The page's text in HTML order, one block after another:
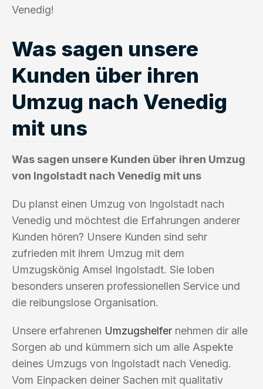
Venedig!
Was sagen unsere
Kunden über ihren
Umzug nach Venedig
mit uns
Was sagen unsere Kunden über ihren Umzug
von Ingolstadt nach Venedig mit uns
Du planst einen Umzug von Ingolstadt nach
Venedig und möchtest die Erfahrungen anderer
Kunden hören? Unsere Kunden sind sehr
zufrieden mit ihrem Umzug mit dem
Umzugskönig Amsel Ingolstadt. Sie loben
besonders unseren professionellen Service und
die reibungslose Organisation.
Unsere erfahrenen Umzugshelfer nehmen dir alle
Sorgen ab und kümmern sich um alle Aspekte
deines Umzugs von Ingolstadt nach Venedig.
Vom Einpacken deiner Sachen mit qualitativ